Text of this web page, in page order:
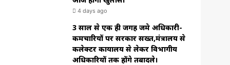
4 days ago
3 साल से एक ही जगह जमे अधिकारी-
कर्मचारियों पर सरकार सख्त,मंत्रालय से
कलेक्टर कार्यालय से लेकर विभागीय
अधिकारियों तक होंगे तबादले।